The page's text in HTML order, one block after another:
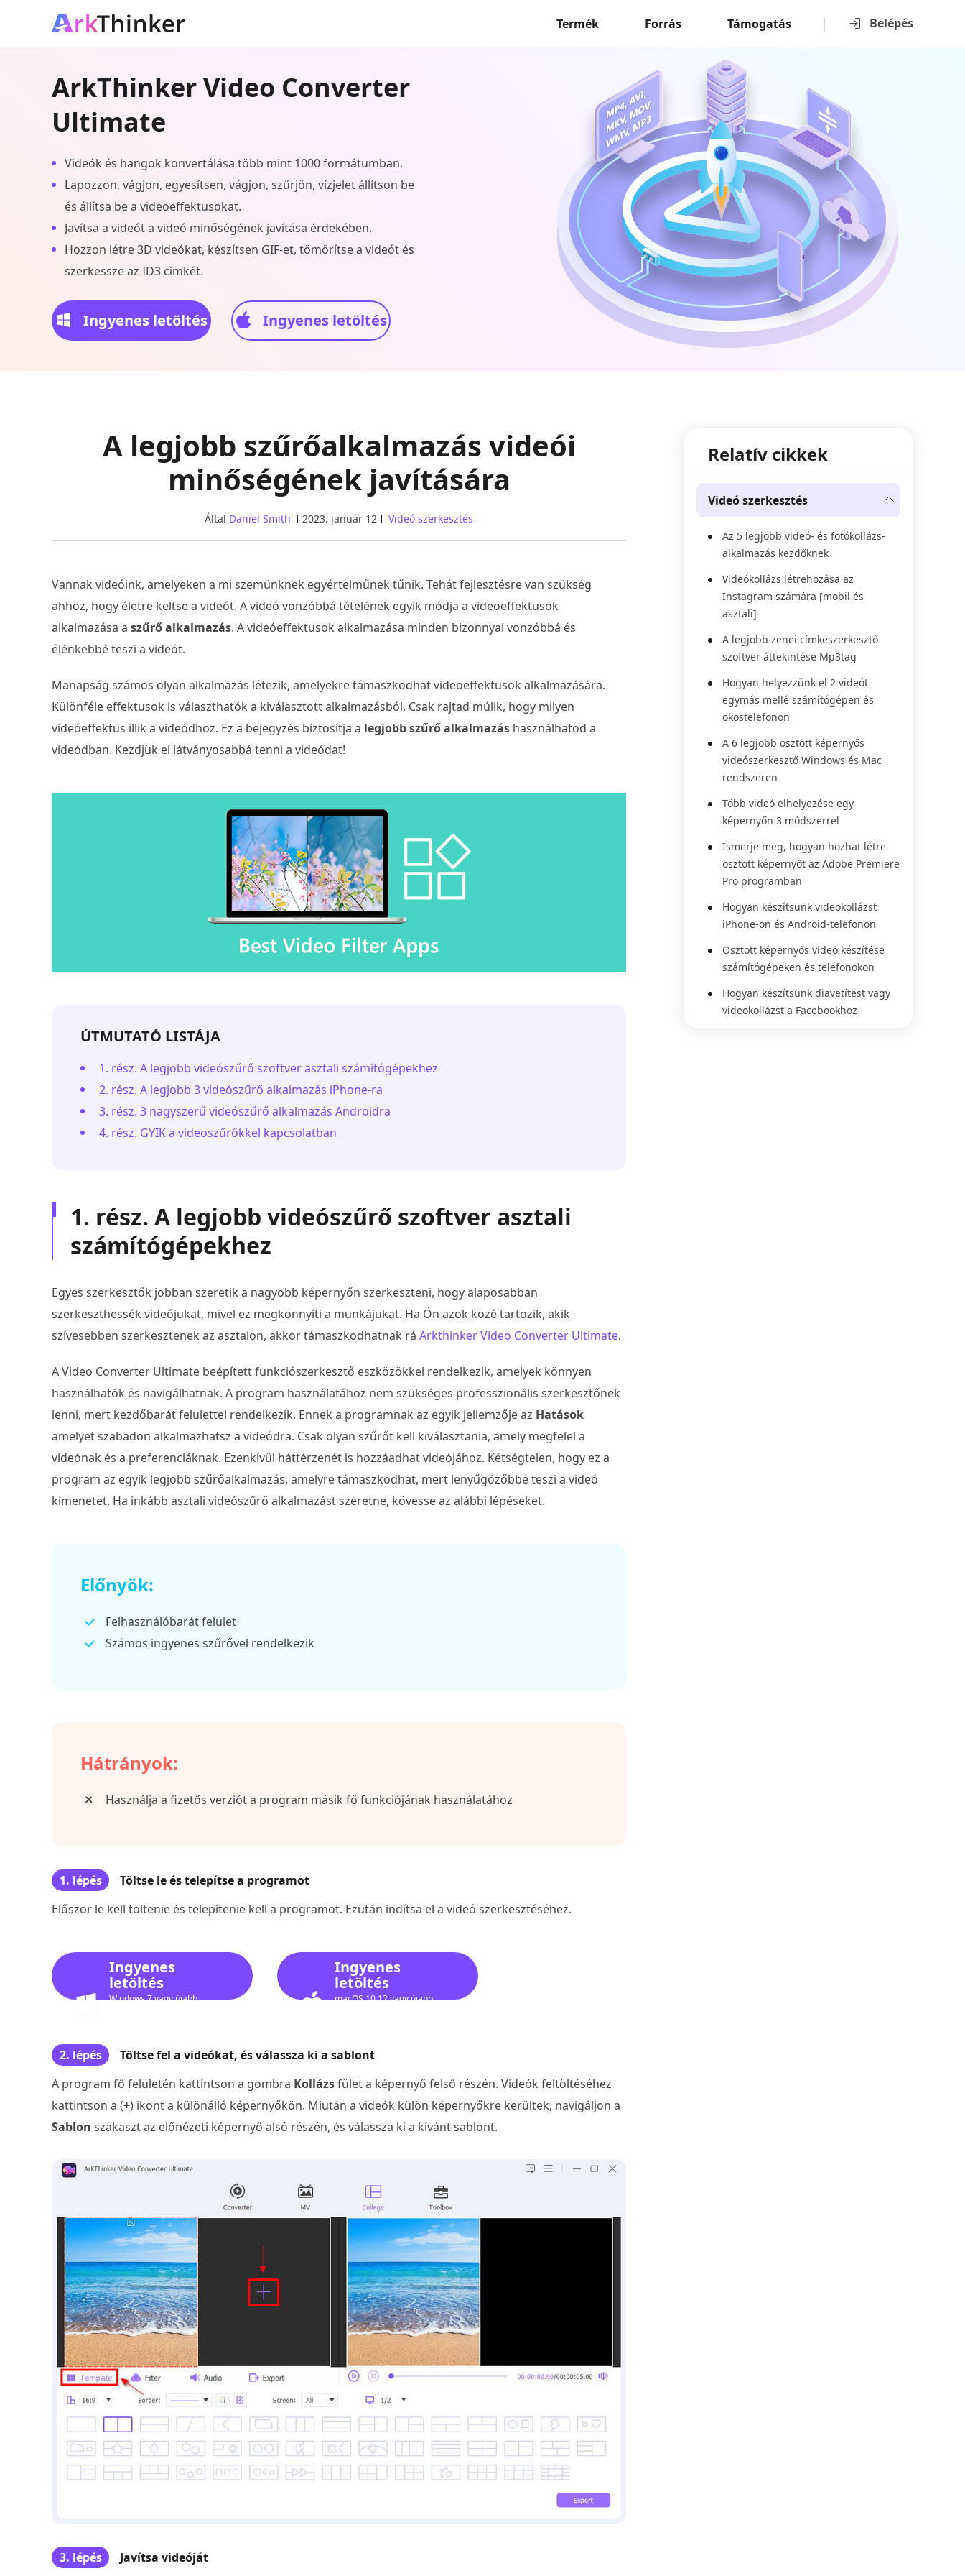
Belépés
Termék Forrás Támogatás
ArkThinker Video Converter
Ultimate
Videók és hangok konvertálása több mint 1000 formátumban.
Lapozzon, vágjon, egyesítsen, vágjon, szűrjön, vízjelet állítson be
és állítsa be a videoeffektusokat.
Javítsa a videót a videó minőségének javítása érdekében.
Hozzon létre 3D videókat, készítsen GIF-et, tömörítse a videót és
szerkessze az ID3 címkét.
Ingyenes letöltés Ingyenes letöltés
A legjobb szűrőalkalmazás videói
minőségének javítására
Által Daniel Smith 2023. január 12 Videó szerkesztés
Vannak videóink, amelyeken a mi szemünknek egyértelműnek tűnik. Tehát fejlesztésre van szükség
ahhoz, hogy életre keltse a videót. A videó vonzóbbá tételének egyik módja a videoeffektusok
alkalmazása a szűrő alkalmazás. A videóeffektusok alkalmazása minden bizonnyal vonzóbbá és
élénkebbé teszi a videót.
Manapság számos olyan alkalmazás létezik, amelyekre támaszkodhat videoeffektusok alkalmazására.
Különféle effektusok is választhatók a kiválasztott alkalmazásból. Csak rajtad múlik, hogy milyen
videóeffektus illik a videódhoz. Ez a bejegyzés biztosítja a legjobb szűrő alkalmazás használhatod a
videódban. Kezdjük el látványosabbá tenni a videódat!
ÚTMUTATÓ LISTÁJA
1. rész. A legjobb videószűrő szoftver asztali számítógépekhez
2. rész. A legjobb 3 videószűrő alkalmazás iPhone-ra
3. rész. 3 nagyszerű videószűrő alkalmazás Androidra
4. rész. GYIK a videoszűrőkkel kapcsolatban
1. rész. A legjobb videószűrő szoftver asztali
számítógépekhez
Egyes szerkesztők jobban szeretik a nagyobb képernyőn szerkeszteni, hogy alaposabban
szerkeszthessék videójukat, mivel ez megkönnyíti a munkájukat. Ha Ön azok közé tartozik, akik
szívesebben szerkesztenek az asztalon, akkor támaszkodhatnak rá Arkthinker Video Converter Ultimate.
A Video Converter Ultimate beépített funkciószerkesztő eszközökkel rendelkezik, amelyek könnyen
használhatók és navigálhatnak. A program használatához nem szükséges professzionális szerkesztőnek
lenni, mert kezdőbarát felülettel rendelkezik. Ennek a programnak az egyik jellemzője az Hatások
amelyet szabadon alkalmazhatsz a videódra. Csak olyan szűrőt kell kiválasztania, amely megfelel a
videónak és a preferenciáknak. Ezenkívül háttérzenét is hozzáadhat videójához. Kétségtelen, hogy ez a
program az egyik legjobb szűrőalkalmazás, amelyre támaszkodhat, mert lenyűgözőbbé teszi a videó
kimenetet. Ha inkább asztali videószűrő alkalmazást szeretne, kövesse az alábbi lépéseket.
Előnyök:
Felhasználóbarát felület
Számos ingyenes szűrővel rendelkezik
Hátrányok:
Használja a fizetős verziót a program másik fő funkciójának használatához
1. lépés
Töltse le és telepítse a programot
Először le kell töltenie és telepítenie kell a programot. Ezután indítsa el a videó szerkesztéséhez.
Ingyenes
letöltés
Windows 7 vagy újabb
Ingyenes
letöltés
macOS 10.12 vagy újabb
2. lépés
Töltse fel a videókat, és válassza ki a sablont
A program fő felületén kattintson a gombra Kollázsfület a képernyő felső részén. Videók feltöltéséhez
kattintson a (+) ikont a különálló képernyőkön. Miután a videók külön képernyőkre kerültek, navigáljon a
Sablon szakaszt az előnézeti képernyő alsó részén, és válassza ki a kívánt sablont.
3. lépés Javítsa videóját
Relatív cikkek
Videó szerkesztés
Az 5 legjobb videó- és fotókollázs-
alkalmazás kezdőknek
Videókollázs létrehozása az
Instagram számára [mobil és
asztali]
A legjobb zenei címkeszerkesztő
szoftver áttekintése Mp3tag
Hogyan helyezzünk el 2 videót
egymás mellé számítógépen és
okostelefonon
A 6 legjobb osztott képernyős
videószerkesztő Windows és Mac
rendszeren
Több videó elhelyezése egy
képernyőn 3 módszerrel
Ismerje meg, hogyan hozhat létre
osztott képernyőt az Adobe Premiere
Pro programban
Hogyan készítsünk videokollázst
iPhone-on és Android-telefonon
Osztott képernyős videó készítése
számítógépeken és telefonokon
Hogyan készítsünk diavetítést vagy
videokollázst a Facebookhoz